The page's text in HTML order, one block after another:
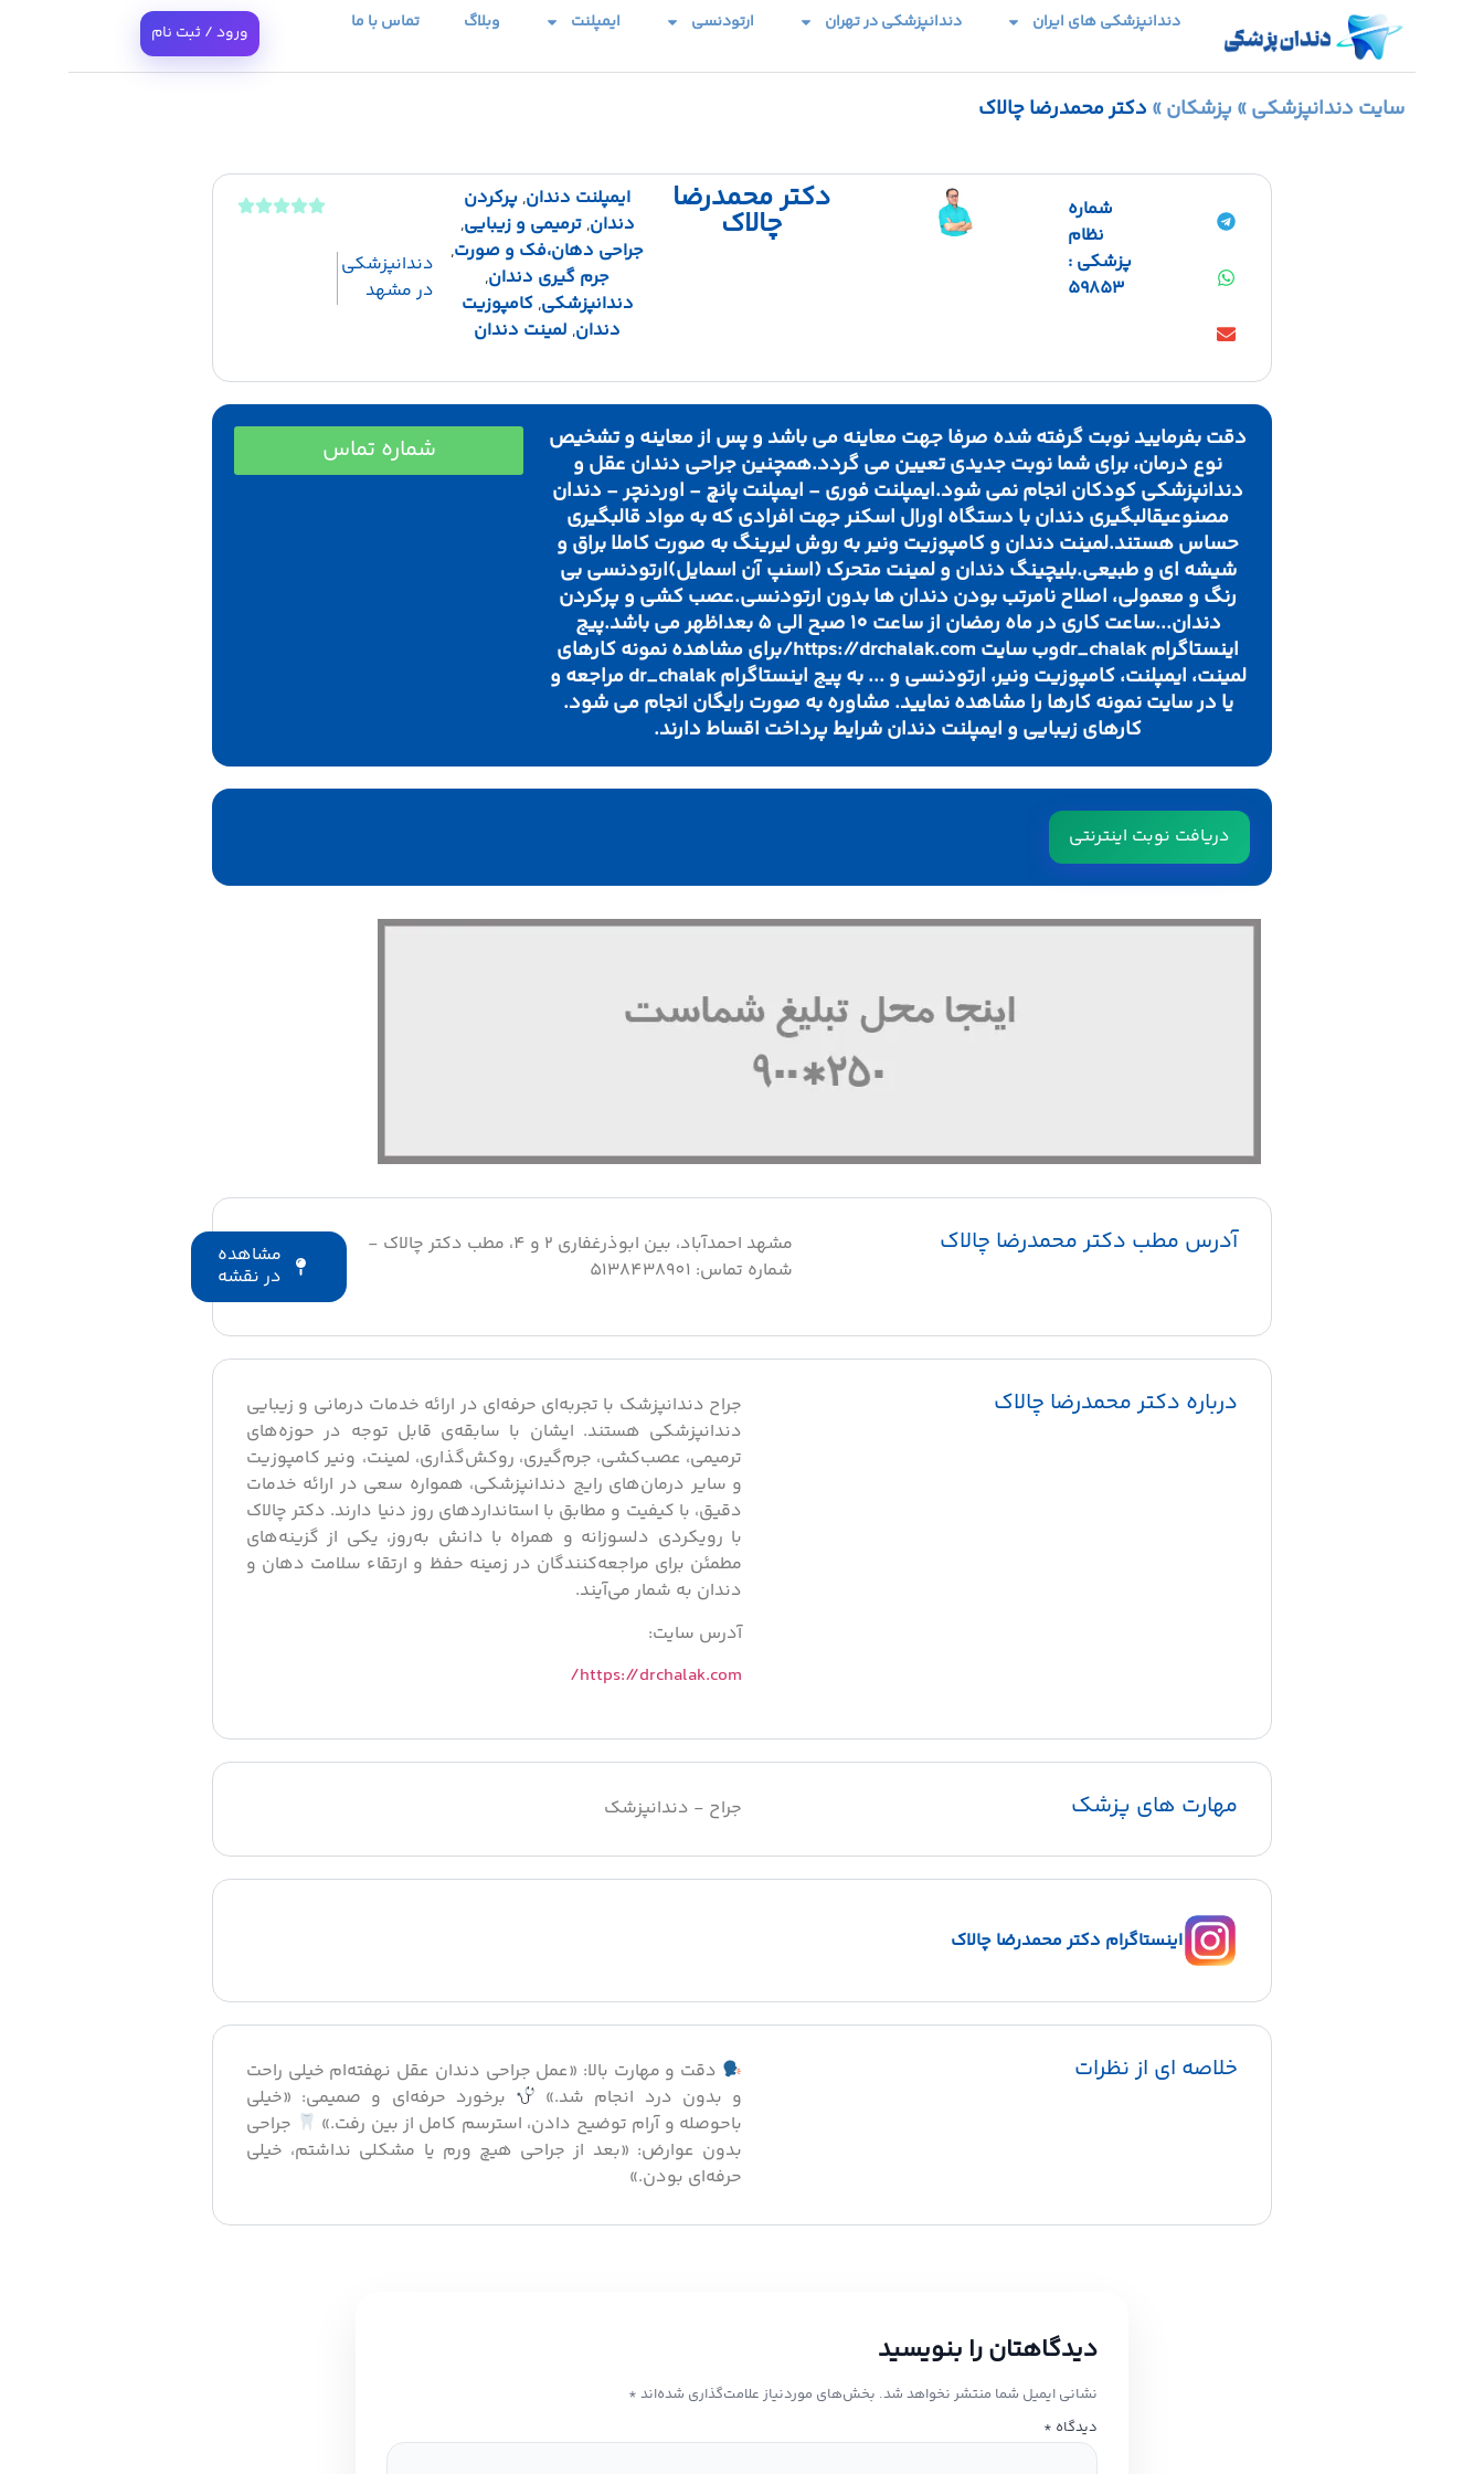
دندانپزشکی های ایران دندانپزشکی در تهران ارتودنسی ایمپلنت وبلاگ تماس با ما ورود / ثبت نام
سایت دندانپزشکی» پزشکان» دکتر محمدرضا چالاک
شماره
نظام
پزشکی :
59853
دکتر محمدرضا
چالاک
ایمپلنت دندان, پرکردن
دندان,ترمیمی و زیبایی,
جراحی دهان،فک و صورت,
جرم گیری دندان,
دندانپزشکی,کامپوزیت
دندان, لمینت دندان
دندانپزشکی
در مشهد
دقت بفرمایید نوبت گرفته شده صرفا جهت معاینه می باشد و پس از معاینه و تشخیص
نوع درمان، برای شما نوبت جدیدی تعیین می گردد.همچنین جراحی دندان عقل و
دندانپزشکی کودکان انجام نمی شود.ایمپلنت فوری - ایمپلنت پانچ - اوردنچر - دندان
مصنوعیقالبگیری دندان با دستگاه اورال اسکنر جهت افرادی که به مواد قالبگیری
حساس هستند.لمینت دندان و کامپوزیت ونیر به روش لیرینگ به صورت کاملا براق و
شیشه ای و طبیعی.بلیچینگ دندان و لمینت متحرک (اسنپ آن اسمایل)ارتودنسی بی
رنگ و معمولی، اصلاح نامرتب بودن دندان ها بدون ارتودنسی.عصب کشی و پرکردن
دندان...ساعت کاری در ماه رمضان از ساعت 10 صبح الی 5 بعداظهر می باشد.پیج
اینستاگرام dr_chalakوب سایت https://drchalak.com/برای مشاهده نمونه کارهای
لمینت، ایمپلنت، کامپوزیت ونیر، ارتودنسی و ... به پیج اینستاگرام dr_chalak مراجعه و
یا در سایت نمونه کارها را مشاهده نمایید. مشاوره به صورت رایگان انجام می شود.
کارهای زیبایی و ایمپلنت دندان شرایط پرداخت اقساط دارند.
شماره تماس
دریافت نوبت اینترنتی
آدرس مطب دکتر محمدرضا چالاک
مشهد احمدآباد، بین ابوذرغفاری 2 و 4، مطب دکتر چالاک -
شماره تماس: 5138438901
مشاهده
در نقشه
درباره دکتر محمدرضا چالاک
جراح دندانپزشک با تجربه‌ای حرفه‌ای در ارائه خدمات درمانی و زیبایی
دندانپزشکی هستند. ایشان با سابقه‌ی قابل توجه در حوزه‌های
ترمیمی، عصب‌کشی، جرم‌گیری، روکش‌گذاری، لمینت، ونیر کامپوزیت
و سایر درمان‌های رایج دندانپزشکی، همواره سعی در ارائه خدمات
دقیق، با کیفیت و مطابق با استانداردهای روز دنیا دارند. دکتر چالاک
با رویکردی دلسوزانه و همراه با دانش به‌روز، یکی از گزینه‌های
مطمئن برای مراجعه‌کنندگان در زمینه حفظ و ارتقاء سلامت دهان و
دندان به شمار می‌آیند.
آدرس سایت:
https://drchalak.com/
مهارت های پزشک جراح - دندانپزشک
اینستاگرام دکتر محمدرضا چالاک
خلاصه ای از نظرات
دقت و مهارت بالا: «عمل جراحی دندان عقل نهفته‌ام خیلی راحت
و بدون درد انجام شد.»
برخورد حرفه‌ای و صمیمی: «خیلی
باحوصله و آرام توضیح دادن، استرسم کامل از بین رفت.»
جراحی
بدون عوارض: «بعد از جراحی هیچ ورم یا مشکلی نداشتم، خیلی
حرفه‌ای بودن.»
دیدگاهتان را بنویسید
نشانی ایمیل شما منتشر نخواهد شد. بخش‌های موردنیاز علامت‌گذاری شده‌اند *
دیدگاه *